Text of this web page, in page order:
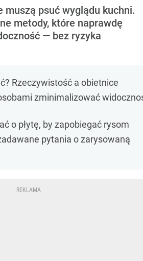
muszą psuć wyglądu kuchni.
metody, które naprawdę
— bez ryzyka
Rzeczywistość a obietnice
zminimalizować
o płytę, by zapobiegać rysom
pytania o zarysowaną